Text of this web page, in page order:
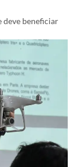
deve beneficiar